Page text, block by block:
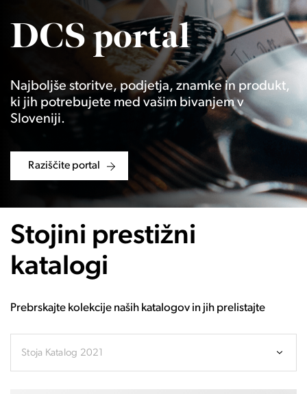
DCS portal
Najboljše storitve, podjetja, znamke in produkt,
ki jih potrebujete med vašim bivanjem v
Sloveniji.
Raziščite portal
Stojini prestižni
katalogi
Prebrskajte kolekcije naših katalogov in jih prelistajte
Stoja Katalog 2021